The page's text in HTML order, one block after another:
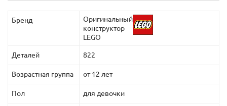
Бренд
Оригинальный
конструктор
LEGO
Деталей 822
Возрастная группа от 12 лет
Пол для девочки